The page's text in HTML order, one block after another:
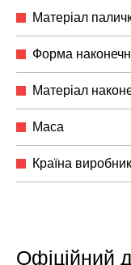
Матеріал
Форма
Матеріал
Маса
Країна виробник
Офіційний